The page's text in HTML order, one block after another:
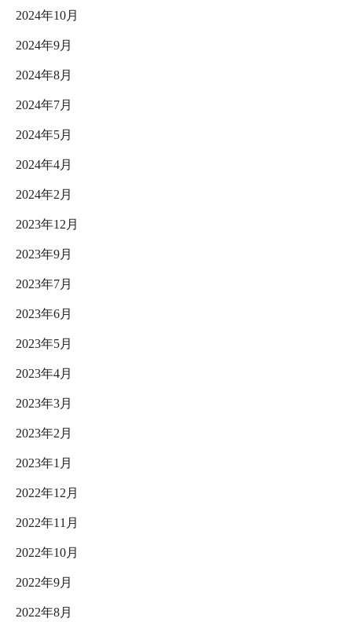
2024年10月
2024年9月
2024年8月
2024年7月
2024年5月
2024年4月
2024年2月
2023年12月
2023年9月
2023年7月
2023年6月
2023年5月
2023年4月
2023年3月
2023年2月
2023年1月
2022年12月
2022年11月
2022年10月
2022年9月
2022年8月